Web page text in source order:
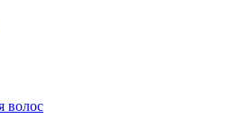
волос